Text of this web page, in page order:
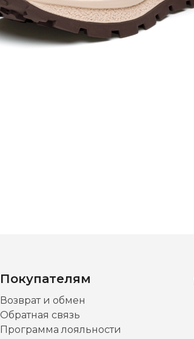
Покупателям
Возврат и обмен
Обратная связь
Программа лояльности